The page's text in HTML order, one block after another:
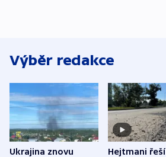
Výběr redakce
Ukrajina znovu
Hejtmani řeší